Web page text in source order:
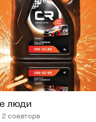
люди
соавтора